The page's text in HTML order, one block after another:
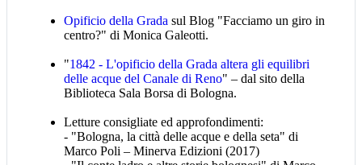
Opificio della Grada sul Blog "Facciamo un giro in
centro?" di Monica Galeotti.
"1842 - L'opificio della Grada altera gli equilibri
delle acque del Canale di Reno" – dal sito della
Biblioteca Sala Borsa di Bologna.
Letture consigliate ed approfondimenti:
- "Bologna, la città delle acque e della seta" di
Marco Poli – Minerva Edizioni (2017)